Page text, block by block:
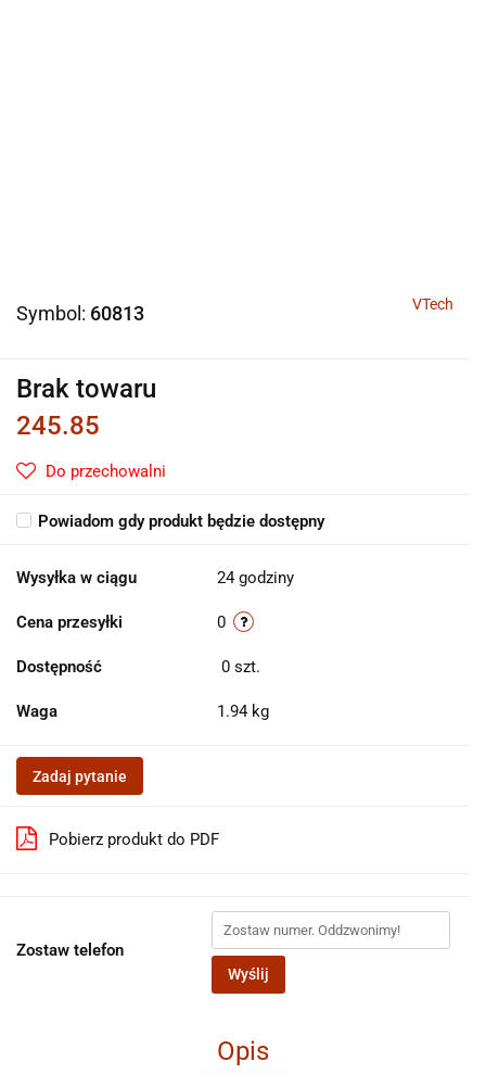
Symbol: 60813 VTech
Brak towaru
245.85
Do przechowalni
Powiadom gdy produkt będzie dostępny
Wysyłka w ciągu 24 godziny
Cena przesyłki 0
Dostępność 0 szt.
Waga 1.94 kg
Zadaj pytanie
Pobierz produkt do PDF
Zostaw telefon
Wyślij
Opis